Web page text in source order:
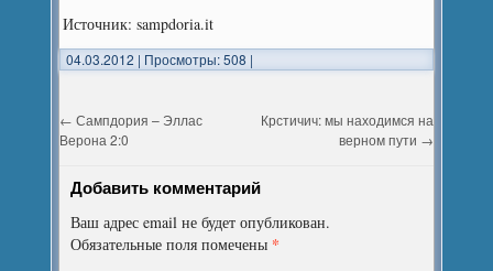
Источник: sampdoria.it
04.03.2012 | Просмотры: 508 |
← Сампдория – Эллас
Верона 2:0
Крстичич: мы находимся на
верном пути →
Добавить комментарий
Ваш адрес email не будет опубликован.
Обязательные поля помечены *